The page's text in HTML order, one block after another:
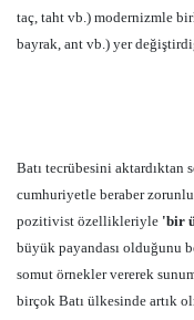
taç, taht vb.) modernizmle
bayrak, ant vb.) yer
Batı tecrübesini aktardıktan
cumhuriyetle beraber
pozitivist özellikleriyle 'bir
büyük payandası olduğunu
somut örnekler vererek
birçok Batı ülkesinde artık